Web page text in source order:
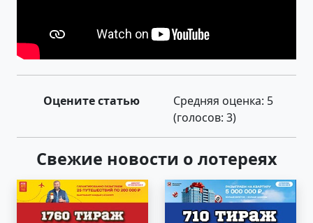
Оцените статью Средняя оценка: 5
(голосов: 3)
Свежие новости о лотереях